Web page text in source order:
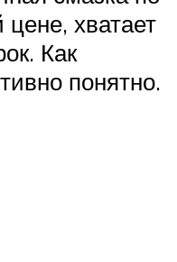
хватает
Как
понятно.